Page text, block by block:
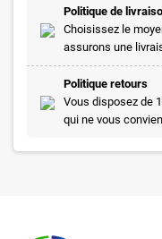
Politique de
Choisissez le
assurons une
Politique retours
Vous disposez de
qui ne vous